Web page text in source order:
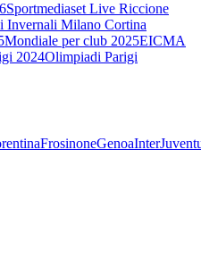
Sportmediaset Live Riccione
Invernali Milano Cortina
Mondiale per club 2025EICMA
2024Olimpiadi Parigi
FrosinoneGenoaInter